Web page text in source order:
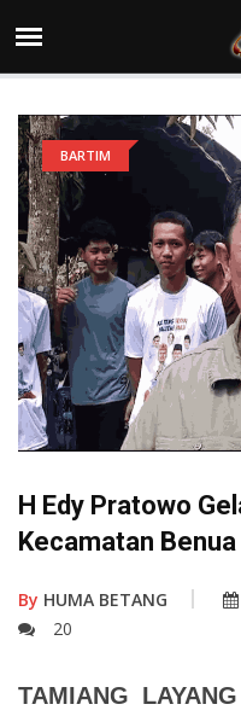
BARTIM
H Edy Pratowo
Kecamatan
By HUMA BETANG
20
TAMIANG